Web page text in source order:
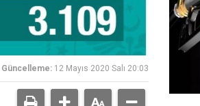
Güncelleme: 12 Mayıs 2020 Salı 20:03